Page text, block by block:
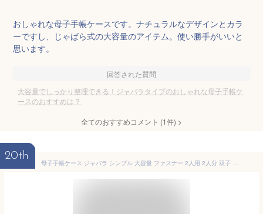
おしゃれな母子手帳ケースです。ナチュラルなデザインとカラ
ーですし、じゃばら式の大容量のアイテム。使い勝手がいいと
思います。
回答された質問
大容量でしっかり整理できる！ジャバラタイプのおしゃれな母子手帳ケ
ースのおすすめは？
全てのおすすめコメント (1件) >
20th
母子手帳ケース ジャバラ シンプル 大容量 ファスナー 2人用 2人分 双子 全国対応サイズ おしゃれ a5サイズ sサイズ lサイズ 防水 二人用 二人分 3人用 3人分 通帳 お薬手帳 おくすり手帳 保険証 診察券 [M便 6/6]【メール便可】